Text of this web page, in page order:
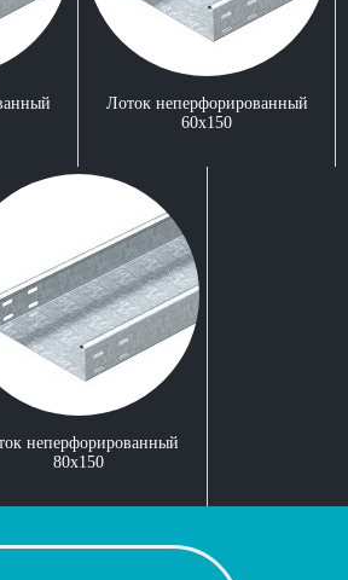
Лоток неперфорированный
60x150
неперфорированный
80x150